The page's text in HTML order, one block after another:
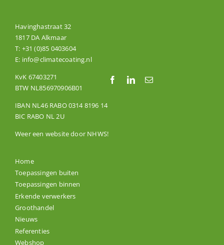
Home
Toepassingen buiten
Toepassingen binnen
Erkende verwerkers
Groothandel
Nieuws
Referenties
Webshop
Havinghastraat 32
1817 DA Alkmaar
T: +31 (0)85 0403604
E: info@climatecoating.nl
KvK 67403271
BTW NL856970906B01
IBAN NL46 RABO 0314 8196 14
BIC RABO NL 2U
Weer een website door NHWS!